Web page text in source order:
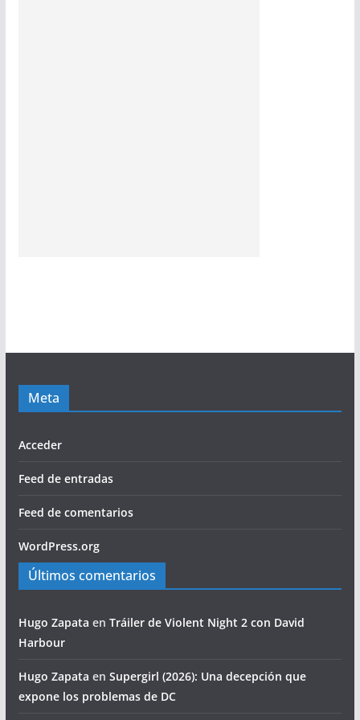
Meta
Acceder
Feed de entradas
Feed de comentarios
WordPress.org
Últimos comentarios
Hugo Zapata en Tráiler de Violent Night 2 con David
Harbour
Hugo Zapata en Supergirl (2026): Una decepción que
expone los problemas de DC